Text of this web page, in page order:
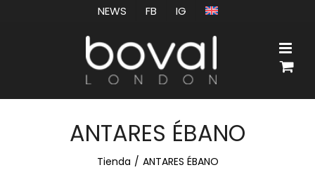
NEWS FB IG
ANTARES ÉBANO
Tienda ANTARES ÉBANO